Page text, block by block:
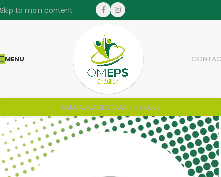
Skip to main content
MENU
ANNUAIREAGENDAACTU CLUBS